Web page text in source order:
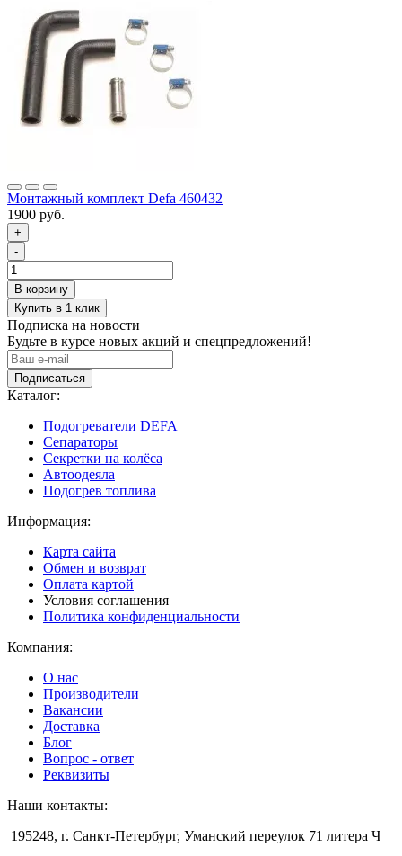
Монтажный комплект Defa 460432
1900 руб.
+
-
Подписка на новости
Будьте в курсе новых акций и спецпредложений!
Подписаться
Каталог:
Подогреватели DEFA
Сепараторы
Секретки на колёса
Автоодеяла
Подогрев топлива
Информация:
Карта сайта
Обмен и возврат
Оплата картой
Условия соглашения
Политика конфиденциальности
Компания:
О нас
Производители
Вакансии
Доставка
Блог
Вопрос - ответ
Реквизиты
Наши контакты:
195248, г. Санкт-Петербург, Уманский переулок 71 литера Ч